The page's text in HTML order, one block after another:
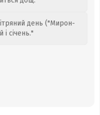
день ("Мирон-
січень."